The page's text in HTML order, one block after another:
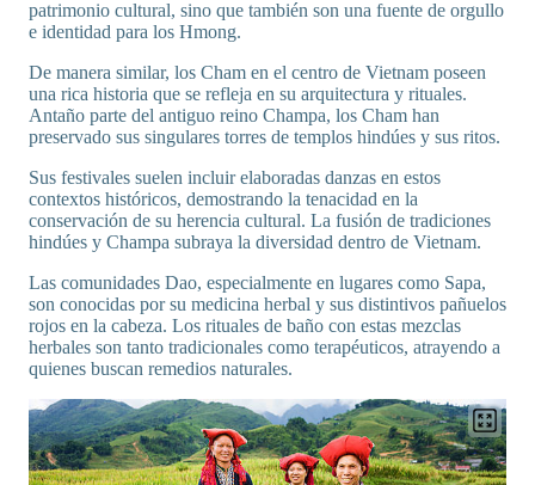
patrimonio cultural, sino que también son una fuente de orgullo
e identidad para los Hmong.
De manera similar, los Cham en el centro de Vietnam poseen
una rica historia que se refleja en su arquitectura y rituales.
Antaño parte del antiguo reino Champa, los Cham han
preservado sus singulares torres de templos hindúes y sus ritos.
Sus festivales suelen incluir elaboradas danzas en estos
contextos históricos, demostrando la tenacidad en la
conservación de su herencia cultural. La fusión de tradiciones
hindúes y Champa subraya la diversidad dentro de Vietnam.
Las comunidades Dao, especialmente en lugares como Sapa,
son conocidas por su medicina herbal y sus distintivos pañuelos
rojos en la cabeza. Los rituales de baño con estas mezclas
herbales son tanto tradicionales como terapéuticos, atrayendo a
quienes buscan remedios naturales.